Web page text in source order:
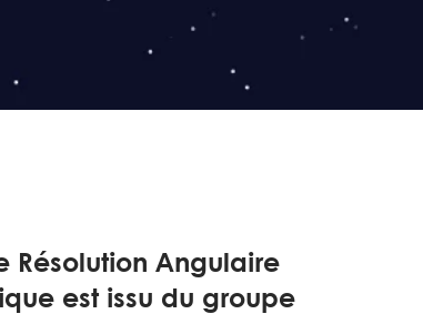
Résolution Angulaire
est issu du groupe